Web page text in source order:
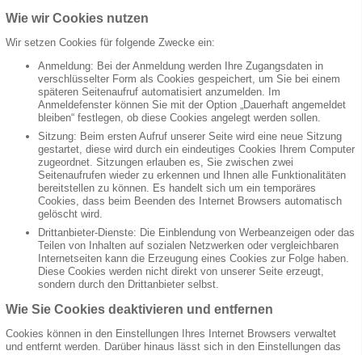
Wie wir Cookies nutzen
Wir setzen Cookies für folgende Zwecke ein:
Anmeldung: Bei der Anmeldung werden Ihre Zugangsdaten in
verschlüsselter Form als Cookies gespeichert, um Sie bei einem
späteren Seitenaufruf automatisiert anzumelden. Im
Anmeldefenster können Sie mit der Option „Dauerhaft angemeldet
bleiben“ festlegen, ob diese Cookies angelegt werden sollen.
Sitzung: Beim ersten Aufruf unserer Seite wird eine neue Sitzung
gestartet, diese wird durch ein eindeutiges Cookies Ihrem Computer
zugeordnet. Sitzungen erlauben es, Sie zwischen zwei
Seitenaufrufen wieder zu erkennen und Ihnen alle Funktionalitäten
bereitstellen zu können. Es handelt sich um ein temporäres
Cookies, dass beim Beenden des Internet Browsers automatisch
gelöscht wird.
Drittanbieter-Dienste: Die Einblendung von Werbeanzeigen oder das
Teilen von Inhalten auf sozialen Netzwerken oder vergleichbaren
Internetseiten kann die Erzeugung eines Cookies zur Folge haben.
Diese Cookies werden nicht direkt von unserer Seite erzeugt,
sondern durch den Drittanbieter selbst.
Wie Sie Cookies deaktivieren und entfernen
Cookies können in den Einstellungen Ihres Internet Browsers verwaltet
und entfernt werden. Darüber hinaus lässt sich in den Einstellungen das